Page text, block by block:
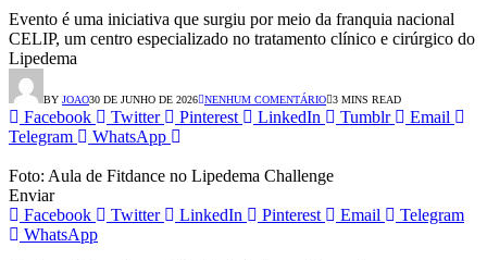
Evento é uma iniciativa que surgiu por meio da franquia nacional
CELIP, um centro especializado no tratamento clínico e cirúrgico do
Lipedema
BY JOAO30 DE JUNHO DE 2026 NENHUM COMENTÁRIO 3 MINS READ
Facebook Twitter Pinterest LinkedIn Tumblr
Email
Telegram
WhatsApp
Foto: Aula de Fitdance no Lipedema Challenge
Enviar
Facebook
Twitter LinkedIn Pinterest Email
Telegram
WhatsApp